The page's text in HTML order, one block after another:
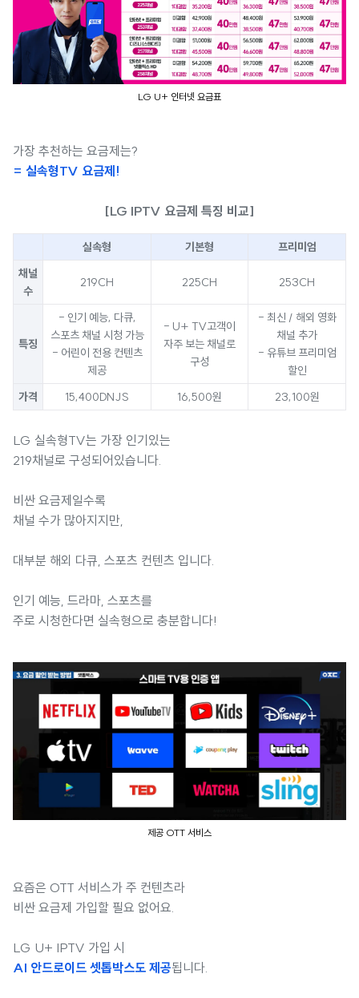
LG U+ 인터넷 요금표
가장 추천하는 요금제는?
= 실속형TV 요금제!
[LG IPTV 요금제 특징 비교]
실속형 기본형
프리미엄
채널
수
219CH 225CH 253CH
특징
- 인기 예능, 다큐,
스포츠 채널 시청 가능
- 어린이 전용 컨텐츠
제공
- U+ TV고객이
자주 보는 채널로
구성
- 최신 / 해외 영화
채널 추가
- 유튜브 프리미엄
할인
가격
15,400DNJS 16,500원 23,100원
LG 실속형TV는 가장 인기있는
219채널로 구성되어있습니다.
비싼 요금제일수록
채널 수가 많아지지만,
대부분 해외 다큐, 스포츠 컨텐츠 입니다.
인기 예능, 드라마, 스포츠를
주로 시청한다면 실속형으로 충분합니다!
제공 OTT 서비스
요즘은 OTT 서비스가 주 컨텐츠라
비싼 요금제 가입할 필요 없어요.
LG U+ IPTV 가입 시
AI 안드로이드 셋톱박스도 제공됩니다.